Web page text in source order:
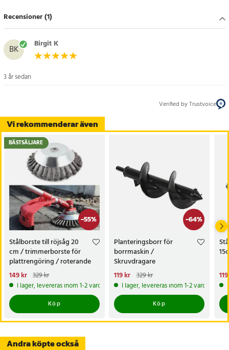
Vi rekommenderar även
-55%
BÄSTSÄLJARE
Stålborste till röjsåg 20
cm / trimmerborste för
plattrengöring / roterande
ogräsborste
Nuvarande pris
149 krTidigare pris:329 kr
149 kr 329 kr
I lager, levereras inom 1-2 vardagar
Köp
-64%
Planteringsborr för
borrmaskin /
Skruvdragare
Nuvarande pris
119 krTidigare pris:329 kr
119 kr 329 kr
I lager, levereras inom 1-2 vardagar
Köp
Recensioner (1)
BK Birgit K
3 år sedan
Verified by Trustvoice
Andra köpte också